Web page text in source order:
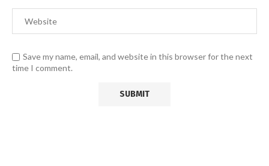
Save my name, email, and website in this browser for the next
time I comment.